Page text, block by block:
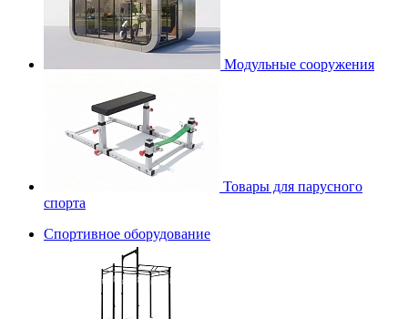
Модульные сооружения
Товары для парусного
спорта
Спортивное оборудование